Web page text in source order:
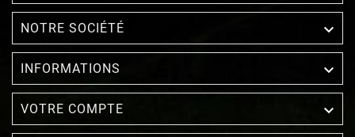
NOTRE SOCIÉTÉ 
INFORMATIONS 
VOTRE COMPTE 